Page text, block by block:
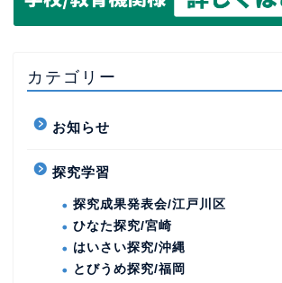
カテゴリー
お知らせ
探究学習
探究成果発表会/江戸川区
ひなた探究/宮崎
はいさい探究/沖縄
とびうめ探究/福岡